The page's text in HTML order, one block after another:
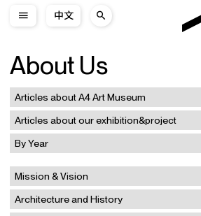
中文
About Us
Articles about A4 Art Museum
Articles about our exhibition&project
By Year
Mission & Vision
Architecture and History